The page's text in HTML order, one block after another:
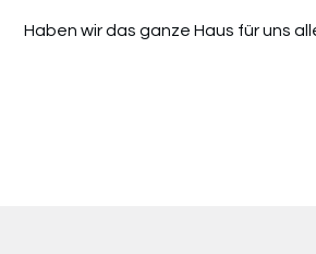
Haben wir das ganze Haus für uns